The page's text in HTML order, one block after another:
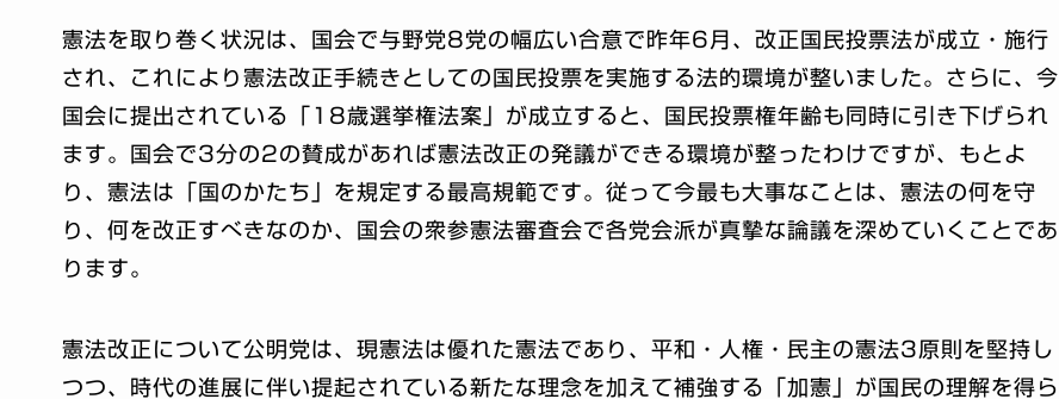
憲法を取り巻く状況は、国会で与野党8党の幅広い合意で昨年6月、改正国民投票法が成立・施行
され、これにより憲法改正手続きとしての国民投票を実施する法的環境が整いました。さらに、今
国会に提出されている「18歳選挙権法案」が成立すると、国民投票権年齢も同時に引き下げられ
ます。国会で3分の2の賛成があれば憲法改正の発議ができる環境が整ったわけですが、もとよ
り、憲法は「国のかたち」を規定する最高規範です。従って今最も大事なことは、憲法の何を守
り、何を改正すべきなのか、国会の衆参憲法審査会で各党会派が真摯な論議を深めていくことであ
ります。
憲法改正について公明党は、現憲法は優れた憲法であり、平和・人権・民主の憲法3原則を堅持し
つつ、時代の進展に伴い提起されている新たな理念を加えて補強する「加憲」が国民の理解を得ら